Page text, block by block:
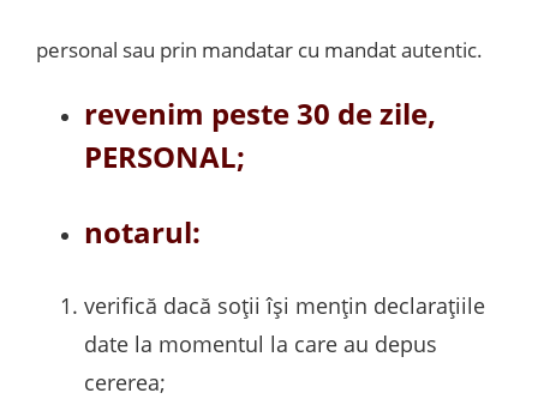
personal sau prin mandatar cu mandat autentic.
revenim peste 30 de zile,
PERSONAL;
notarul:
verifică dacă soții își mențin declarațiile
date la momentul la care au depus
cererea;